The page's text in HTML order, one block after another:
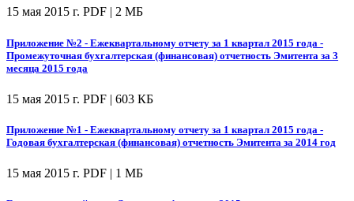
15 мая 2015 г. PDF | 2 МБ
Приложение №2 - Ежеквартальному отчету за 1 квартал 2015 года -
Промежуточная бухгалтерская (финансовая) отчетность Эмитента за 3
месяца 2015 года
15 мая 2015 г. PDF | 603 КБ
Приложение №1 - Ежеквартальному отчету за 1 квартал 2015 года -
Годовая бухгалтерская (финансовая) отчетность Эмитента за 2014 год
15 мая 2015 г. PDF | 1 МБ